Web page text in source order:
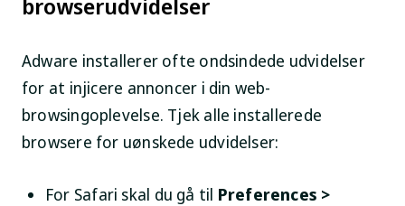
browserudvidelser
Adware installerer ofte ondsindede udvidelser
for at injicere annoncer i din web-
browsingoplevelse. Tjek alle installerede
browsere for uønskede udvidelser:
For Safari skal du gå til Preferences >